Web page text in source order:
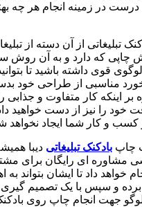
در زمینه انجام هر چه
تبلیغاتی از آن دسته از
چاپی که دارد و به آن روش
قوی داشته باشید تا
مناسبی از طراحی خود
بر اینکه کار متفاوت و جذابی
خود را نیز از دست خواهید
و کار شما ایجاد نخواهد
چاپ بادکنک تبلیغاتی دیبا
مشاوره ای رایگان برای
خواهد داد تا ایشان بتواند
و سپس با یک تصمیم گیری
جهت انجام چاپ روی بادکنک